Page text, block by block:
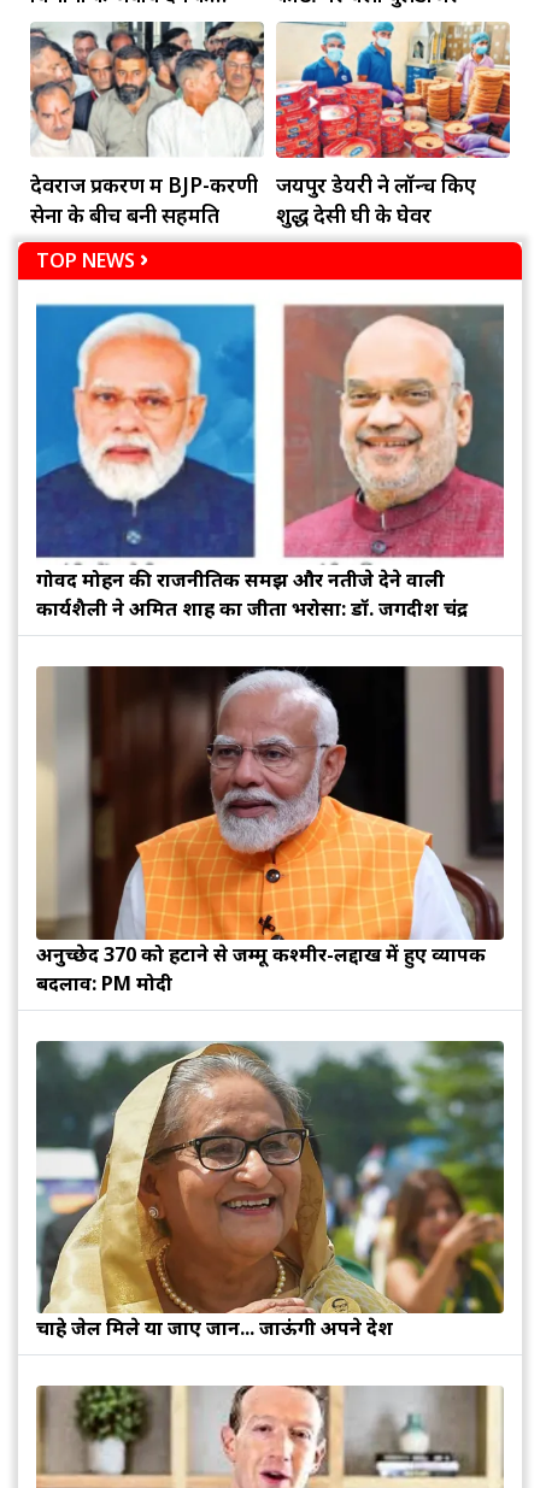
दायित्व
देवराज प्रकरण में BJP-करणी
सेना के बीच बनी सहमति
जयपुर डेयरी ने लॉन्च किए
शुद्ध देसी घी के घेवर
TOP NEWS
गोविंद मोहन की राजनीतिक समझ और नतीजे देने वाली
कार्यशैली ने अमित शाह का जीता भरोसा: डॉ. जगदीश चंद्र
अनुच्छेद 370 को हटाने से जम्मू कश्मीर-लद्दाख में हुए व्यापक
बदलाव: PM मोदी
चाहे जेल मिले या जाए जान... जाऊंगी अपने देश